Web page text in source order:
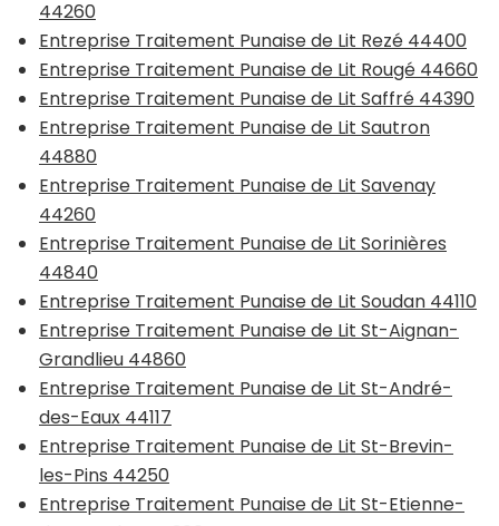
44260
Entreprise Traitement Punaise de Lit Rezé 44400
Entreprise Traitement Punaise de Lit Rougé 44660
Entreprise Traitement Punaise de Lit Saffré 44390
Entreprise Traitement Punaise de Lit Sautron
44880
Entreprise Traitement Punaise de Lit Savenay
44260
Entreprise Traitement Punaise de Lit Sorinières
44840
Entreprise Traitement Punaise de Lit Soudan 44110
Entreprise Traitement Punaise de Lit St-Aignan-
Grandlieu 44860
Entreprise Traitement Punaise de Lit St-André-
des-Eaux 44117
Entreprise Traitement Punaise de Lit St-Brevin-
les-Pins 44250
Entreprise Traitement Punaise de Lit St-Etienne-